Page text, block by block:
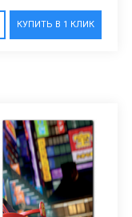
КУПИТЬ В 1 КЛИК